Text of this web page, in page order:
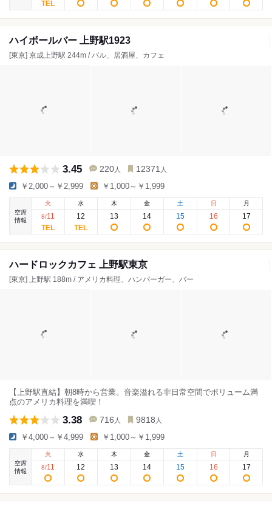
ハイボールバー 上野駅1923
[東京] 京成上野駅 244m / バル、居酒屋、カフェ
3.45 220 人 12371 人
￥2,000～￥2,999 ￥1,000～￥1,999
空席
情報
火
8/11
水
12
木
13
金
14
土
15
日
16
月
17
ハードロックカフェ 上野駅東京
[東京] 上野駅 188m / アメリカ料理、ハンバーガー、バー
【上野駅直結】朝8時から営業。音楽溢れる非日常空間でボリューム満
点のアメリカ料理を満喫！
3.38 716 人 9818 人
￥4,000～￥4,999 ￥1,000～￥1,999
空席
情報
火
8/11
水
12
木
13
金
14
土
15
日
16
月
17